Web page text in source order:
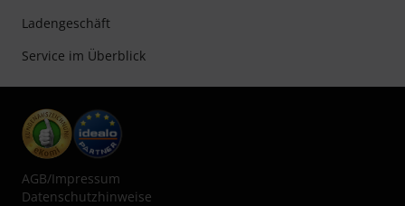
Ladengeschäft
Service im Überblick
AGB/Impressum
Datenschutzhinweise